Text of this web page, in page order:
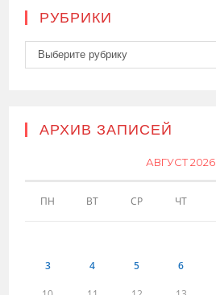
РУБРИКИ
Рубрики
Выберите рубрику
АРХИВ ЗАПИСЕЙ
АВГУСТ 2026
ПН ВТ СР ЧТ
3 4 5 6